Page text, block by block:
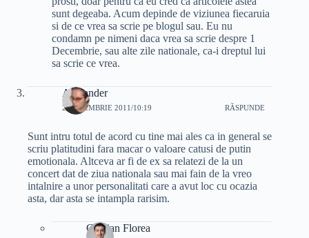
sunt degeaba. Acum depinde de viziunea fiecaruia
si de ce vrea sa scrie pe blogul sau. Eu nu
condamn pe nimeni daca vrea sa scrie despre 1
Decembrie, sau alte zile nationale, ca-i dreptul lui
sa scrie ce vrea.
Alexander
2 DECEMBRIE 2011/10:19 RĂSPUNDE
Sunt intru totul de acord cu tine mai ales ca in general se
scriu platitudini fara macar o valoare catusi de putin
emotionala. Altceva ar fi de ex sa relatezi de la un
concert dat de ziua nationala sau mai fain de la vreo
intalnire a unor personalitati care a avut loc cu ocazia
asta, dar asta se intampla rarisim.
Cristian Florea